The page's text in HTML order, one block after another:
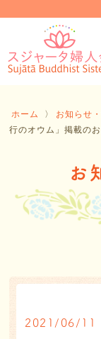
ホーム 〉 お知らせ
行のオウム」掲載の
お
2021/06/11